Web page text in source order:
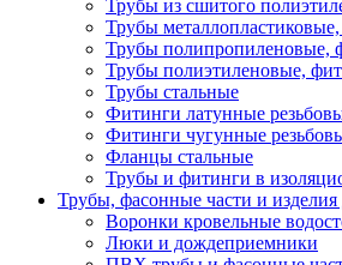
Трубы из сшитого
Трубы
Трубы полипропиленовые,
Трубы полиэтиленовые,
Трубы стальные
Фитинги латунные
Фитинги чугунные
Фланцы стальные
Трубы и фитинги в
Трубы, фасонные части и изделия
Воронки кровельные
Люки и дождеприемники